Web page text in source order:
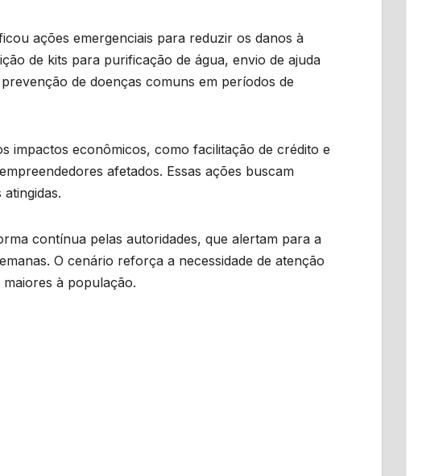
ações emergenciais para reduzir os danos à
de kits para purificação de água, envio de ajuda
de doenças comuns em períodos de
impactos econômicos, como facilitação de crédito e
afetados. Essas ações buscam
contínua pelas autoridades, que alertam para a
O cenário reforça a necessidade de atenção
à população.